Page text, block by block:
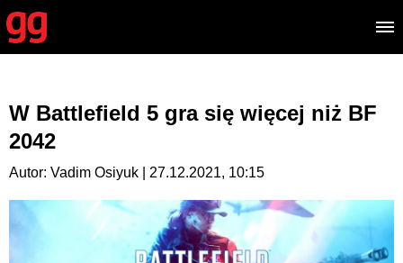
W Battlefield 5 gra się więcej niż BF
2042
Autor: Vadim Osiyuk | 27.12.2021, 10:15